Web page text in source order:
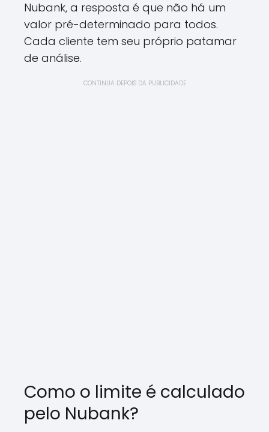
Nubank, a resposta é que não há um
valor pré-determinado para todos.
Cada cliente tem seu próprio patamar
de análise.
CONTINUA DEPOIS DA PUBLICIDADE
Como o limite é calculado
pelo Nubank?